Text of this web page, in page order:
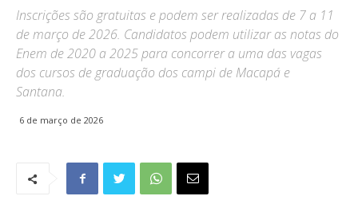
Inscrições são gratuitas e podem ser realizadas de 7 a 11
de março de 2026. Candidatos podem utilizar as notas do
Enem de 2020 a 2025 para concorrer a uma das vagas
dos cursos de graduação dos campi de Macapá e
Santana.
6 de março de 2026